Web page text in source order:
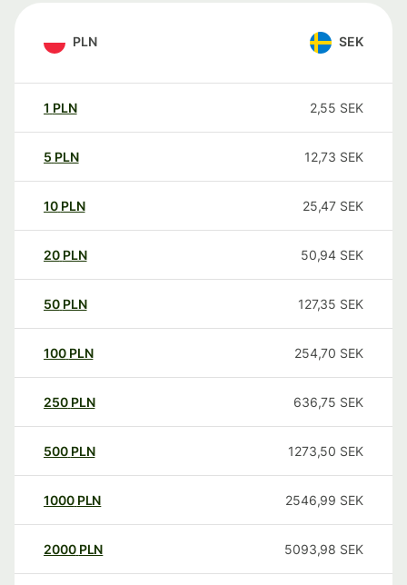
PLN SEK
1 PLN 2,55 SEK
5 PLN 12,73 SEK
10 PLN 25,47 SEK
20 PLN 50,94 SEK
50 PLN 127,35 SEK
100 PLN 254,70 SEK
250 PLN 636,75 SEK
500 PLN 1273,50 SEK
1000 PLN 2546,99 SEK
2000 PLN 5093,98 SEK